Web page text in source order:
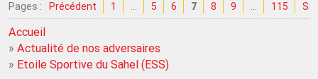
Pages : Précédent 1 … 5 6 7 8 9 … 115
Accueil
» Actualité de nos adversaires
» Etoile Sportive du Sahel (ESS)